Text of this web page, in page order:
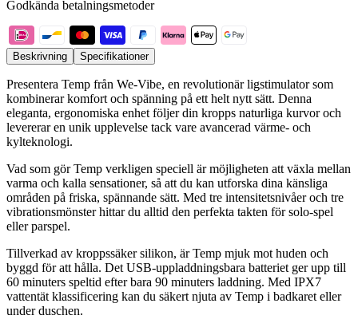
Godkända betalningsmetoder
Beskrivning Specifikationer
Presentera Temp från We-Vibe, en revolutionär ligstimulator som
kombinerar komfort och spänning på ett helt nytt sätt. Denna
eleganta, ergonomiska enhet följer din kropps naturliga kurvor och
levererar en unik upplevelse tack vare avancerad värme- och
kylteknologi.
Vad som gör Temp verkligen speciell är möjligheten att växla mellan
varma och kalla sensationer, så att du kan utforska dina känsliga
områden på friska, spännande sätt. Med tre intensitetsnivåer och tre
vibrationsmönster hittar du alltid den perfekta takten för solo-spel
eller parspel.
Tillverkad av kroppssäker silikon, är Temp mjuk mot huden och
byggd för att hålla. Det USB-uppladdningsbara batteriet ger upp till
60 minuters speltid efter bara 90 minuters laddning. Med IPX7
vattentät klassificering kan du säkert njuta av Temp i badkaret eller
under duschen.